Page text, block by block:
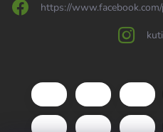
https://